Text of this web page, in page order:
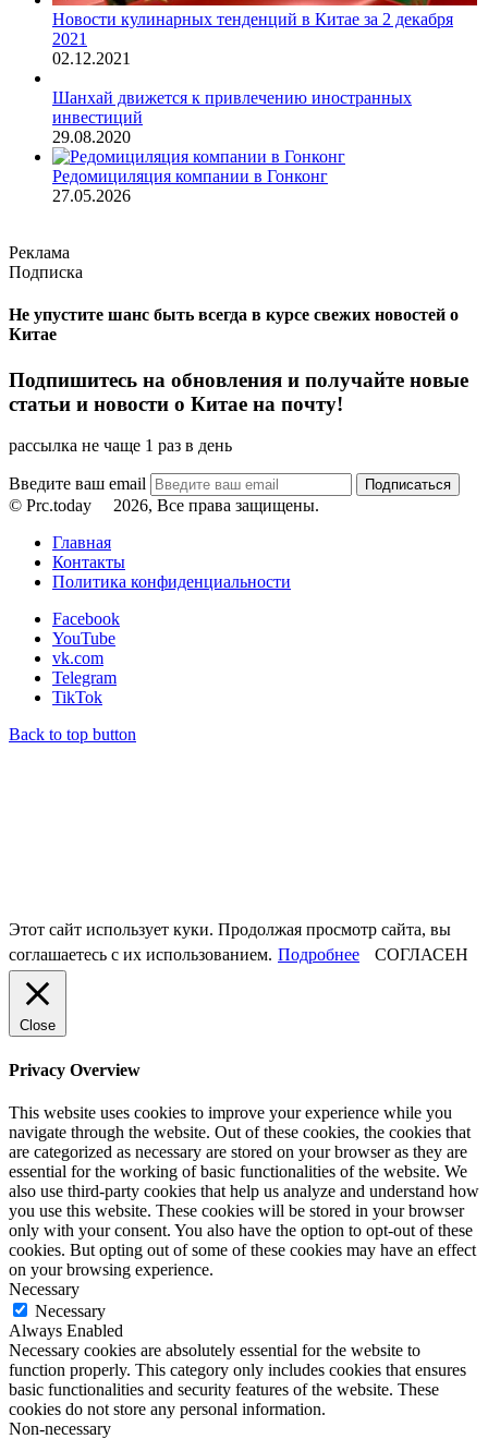
Новости кулинарных тенденций в Китае за 2 декабря
2021
02.12.2021
Шанхай движется к привлечению иностранных
инвестиций
29.08.2020
Редомициляция компании в Гонконг
27.05.2026
Реклама
Подписка
Не упустите шанс быть всегда в курсе свежих новостей о
Китае
Подпишитесь на обновления и получайте новые
статьи и новости о Китае на почту!
рассылка не чаще 1 раз в день
Введите ваш email
© Prc.today
2026, Все права защищены.
Главная
Контакты
Политика конфиденциальности
Facebook
YouTube
vk.com
Telegram
TikTok
Back to top button
Этот сайт использует куки. Продолжая просмотр сайта, вы
соглашаетесь с их использованием. Подробнее СОГЛАСЕН
Close
Privacy Overview
This website uses cookies to improve your experience while you
navigate through the website. Out of these cookies, the cookies that
are categorized as necessary are stored on your browser as they are
essential for the working of basic functionalities of the website. We
also use third-party cookies that help us analyze and understand how
you use this website. These cookies will be stored in your browser
only with your consent. You also have the option to opt-out of these
cookies. But opting out of some of these cookies may have an effect
on your browsing experience.
Necessary
Necessary
Always Enabled
Necessary cookies are absolutely essential for the website to
function properly. This category only includes cookies that ensures
basic functionalities and security features of the website. These
cookies do not store any personal information.
Non-necessary